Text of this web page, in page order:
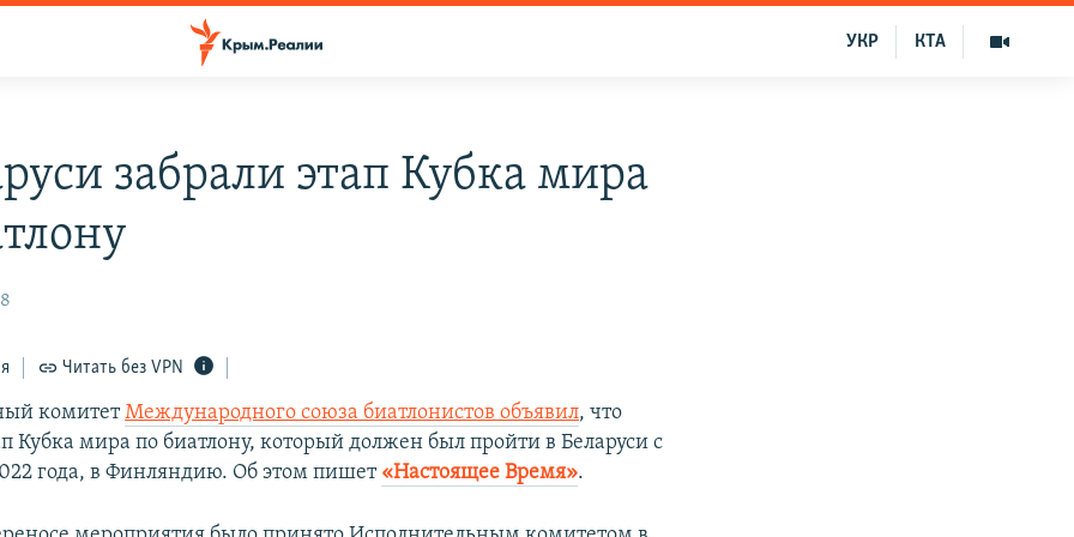
КТА
УКР
забрали этап Кубка мира
Читать без VPN
комитетМеждународного союза биатлонистов объявил, что
Кубка мира по биатлону, который должен был пройти в Беларуси с
года, в Финляндию. Об этом пишет «Настоящее Время».